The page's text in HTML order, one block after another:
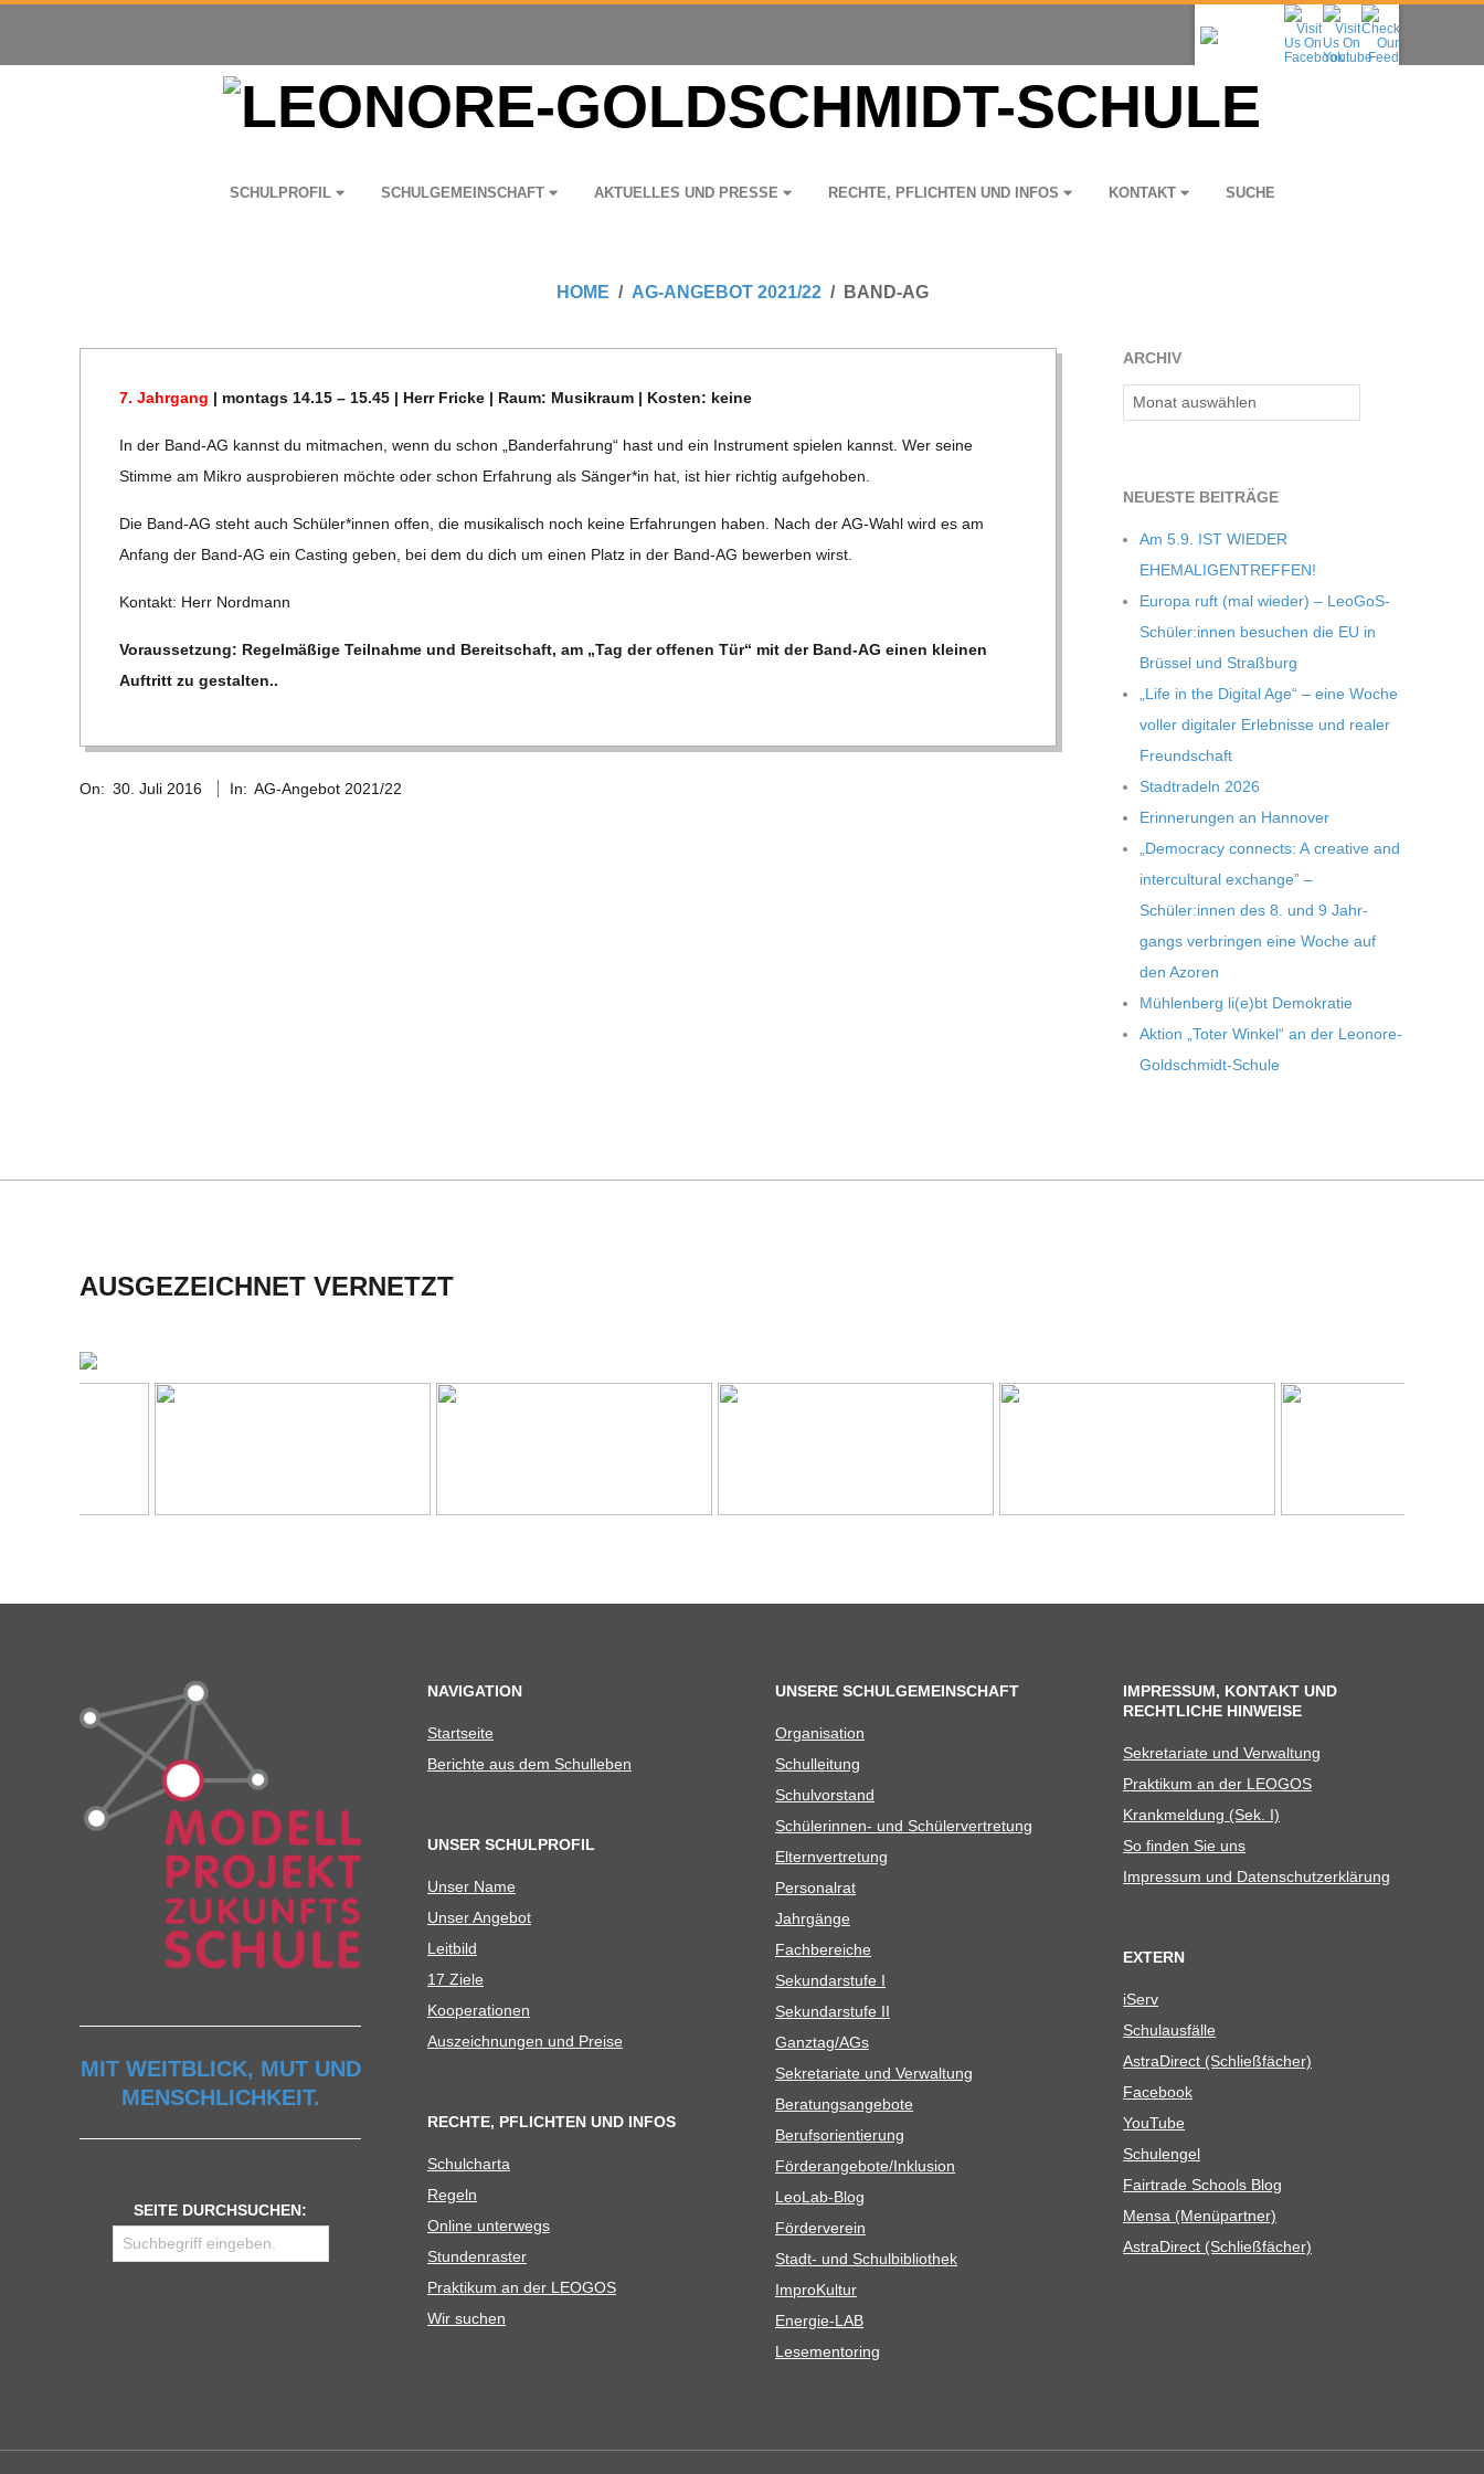
N
O
R
G
O
L
D
-
S
U
L
SCHUL­PRO­FIL SCHUL­GE­MEIN­SCHAFT AKTU­EL­LES UND PRESSE RECHTE, PFLICH­TEN UND INFOS KON­TAKT SUCHE
HOME AG-ANGEBOT 2021/22 BAND-AG
7. Jahr­gang | mon­tags 14.15 – 15.45 | Herr Fri­cke | Raum: Musik­raum | Kos­ten: keine
In der Band-AG kannst du mit­ma­chen, wenn du schon „Band­er­fah­rung“ hast und ein Instru­ment spie­len kannst. Wer seine
Stimme am Mikro aus­pro­bie­ren möchte oder schon Erfah­rung als Sänger*in hat, ist hier rich­tig aufgehoben.
Die Band-AG steht auch Schüler*innen offen, die musi­ka­lisch noch keine Erfah­run­gen haben. Nach der AG-Wahl wird es am
Anfang der Band-AG ein Cas­ting geben, bei dem du dich um einen Platz in der Band-AG bewer­ben wirst.
Kon­takt: Herr Nordmann
Vor­aus­set­zung: Regel­mä­ßige Teil­nahme und Bereit­schaft, am „Tag der offe­nen Tür“ mit der Band-AG einen klei­nen
Auf­tritt zu gestalten..
07-
On: 30. Juli 2016 In: AG-Angebot 2021/22
ARCHIV
Archiv
NEU­ESTE BEITRÄGE
Am 5.9. IST WIEDER
EHEMALIGENTREFFEN!
Europa ruft (mal wie­der) – LeoGoS-
Schüler:innen besu­chen die EU in
Brüs­sel und Straßburg
„Life in the Digi­tal Age“ – eine Woche
vol­ler digi­ta­ler Erleb­nisse und rea­ler
Freundschaft
Stadt­ra­deln 2026
Erin­ne­run­gen an Hannover
„Demo­cracy con­nects: A crea­tive and
inter­cul­tu­ral exch­ange” –
Schüler:innen des 8. und 9 Jahr­
gangs ver­brin­gen eine Woche auf
den Azoren
Müh­len­berg li(e)bt Demokratie
Aktion „Toter Win­kel“ an der Leonore-
Goldschmidt-Schule
AUSGEZEICHNET VERNETZT
MIT WEITBLICK, MUT UND
MENSCHLICHKEIT.
SEITE DURCHSUCHEN:
NAVIGATION
Start­seite
Berichte aus dem Schulleben
UNSER SCHULPROFIL
Unser Name
Unser Ange­bot
Leit­bild
17 Ziele
Koope­ra­tio­nen
Aus­zeich­nun­gen und Preise
RECHTE, PFLICHTEN UND INFOS
Schul­charta
Regeln
Online unter­wegs
Stun­den­ras­ter
Prak­ti­kum an der LEOGOS
Wir suchen
UNSERE SCHULGEMEINSCHAFT
Orga­ni­sa­tion
Schul­lei­tung
Schul­vor­stand
Schü­le­rin­nen- und Schülervertretung
Eltern­ver­tre­tung
Per­so­nal­rat
Jahr­gänge
Fach­be­rei­che
Sekun­dar­stufe I
Sekun­dar­stufe II
Ganztag/​​AGs
Sekre­ta­riate und Verwaltung
Bera­tungs­an­ge­bote
Berufs­ori­en­tie­rung
Förderangebote/​​Inklusion
Leo­Lab-Blog
För­der­ver­ein
Stadt- und Schulbibliothek
Impro­Kul­tur
Ener­­gie-LAB
Lese­men­to­ring
IMPRESSUM, KONTAKT UND
RECHTLICHE HINWEISE
Sekre­ta­riate und Verwaltung
Prak­ti­kum an der LEOGOS
Krank­mel­dung (Sek. I)
So fin­den Sie uns
Impres­sum und Datenschutzerklärung
EXTERN
iServ
Schul­aus­fälle
Astra­Di­rect (Schließ­fä­cher)
Face­book
You­Tube
Schul­en­gel
Fair­trade Schools Blog
Mensa (Menü­part­ner)
Astra­Di­rect (Schließ­fä­cher)